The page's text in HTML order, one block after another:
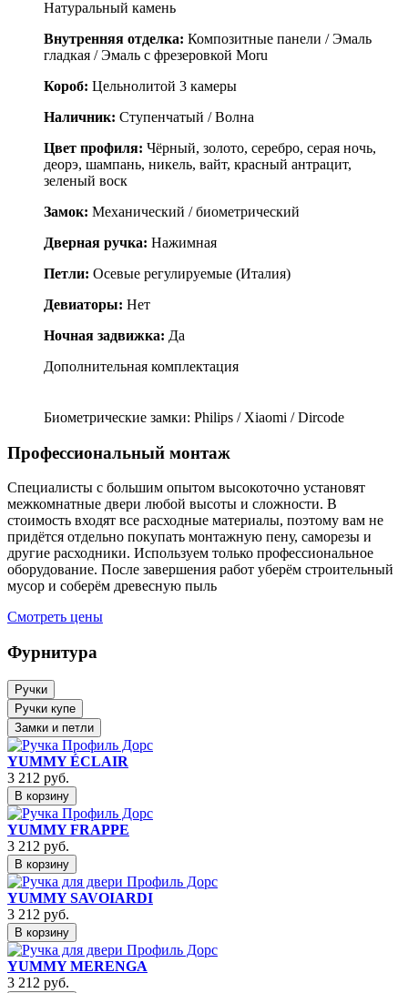
Натуральный камень
Внутренняя отделка: Композитные панели / Эмаль
гладкая / Эмаль с фрезеровкой Moru
Короб: Цельнолитой 3 камеры
Наличник: Ступенчатый / Волна
Цвет профиля: Чёрный, золото, серебро, серая ночь,
деорэ, шампань, никель, вайт, красный антрацит,
зеленый воск
Замок: Механический / биометрический
Дверная ручка: Нажимная
Петли: Осевые регулируемые (Италия)
Девиаторы: Нет
Ночная задвижка: Да
Дополнительная комплектация
Биометрические замки: Philips / Xiaomi / Dircode
Профессиональный монтаж
Специалисты с большим опытом высокоточно установят
межкомнатные двери любой высоты и сложности. В
стоимость входят все расходные материалы, поэтому вам не
придётся отдельно покупать монтажную пену, саморезы и
другие расходники. Используем только профессиональное
оборудование. После завершения работ уберём строительный
мусор и соберём древесную пыль
Смотреть цены
Фурнитура
Ручки
Ручки купе
Замки и петли
YUMMY ÉCLAIR
3 212 руб.
В корзину
YUMMY FRAPPE
3 212 руб.
В корзину
YUMMY SAVOIARDI
3 212 руб.
В корзину
YUMMY MERENGA
3 212 руб.